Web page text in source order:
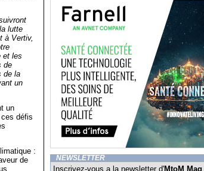
lutte
à Vertiv,
et les
de
de la
un
un
ces défis
:
de
NEWSLETTER
Inscrivez-vous a la newsletter d'MtoM Mag